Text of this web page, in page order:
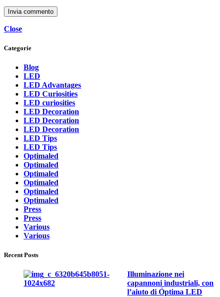
Close
Categorie
Blog
LED
LED Advantages
LED Curiosities
LED curiosities
LED Decoration
LED Decoration
LED Decoration
LED Tips
LED Tips
Optimaled
Optimaled
Optimaled
Optimaled
Optimaled
Optimaled
Press
Press
Various
Various
Recent Posts
Illuminazione nei
capannoni industriali, con
l’aiuto di Óptima LED